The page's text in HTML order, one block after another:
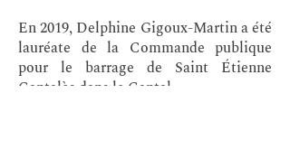
En 2019, Delphine Gigoux-Martin a été
lauréate de la Commande publique
pour le barrage de Saint Étienne
Cantalès dans le Cantal.